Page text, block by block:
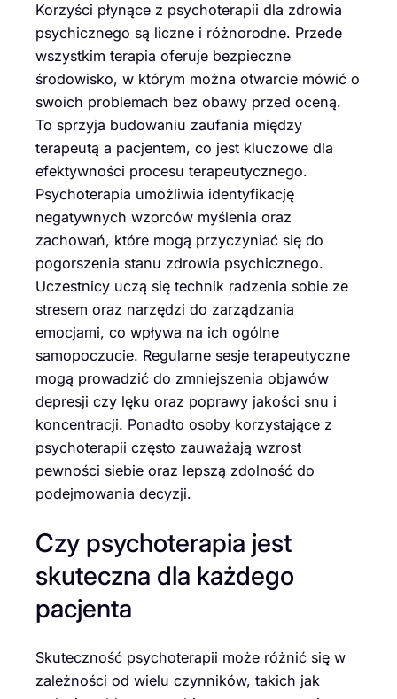
Korzyści płynące z psychoterapii dla zdrowia
psychicznego są liczne i różnorodne. Przede
wszystkim terapia oferuje bezpieczne
środowisko, w którym można otwarcie mówić o
swoich problemach bez obawy przed oceną.
To sprzyja budowaniu zaufania między
terapeutą a pacjentem, co jest kluczowe dla
efektywności procesu terapeutycznego.
Psychoterapia umożliwia identyfikację
negatywnych wzorców myślenia oraz
zachowań, które mogą przyczyniać się do
pogorszenia stanu zdrowia psychicznego.
Uczestnicy uczą się technik radzenia sobie ze
stresem oraz narzędzi do zarządzania
emocjami, co wpływa na ich ogólne
samopoczucie. Regularne sesje terapeutyczne
mogą prowadzić do zmniejszenia objawów
depresji czy lęku oraz poprawy jakości snu i
koncentracji. Ponadto osoby korzystające z
psychoterapii często zauważają wzrost
pewności siebie oraz lepszą zdolność do
podejmowania decyzji.
Czy psychoterapia jest
skuteczna dla każdego
pacjenta
Skuteczność psychoterapii może różnić się w
zależności od wielu czynników, takich jak